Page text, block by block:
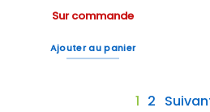
Sur commande
Ajouter au panier
1 2